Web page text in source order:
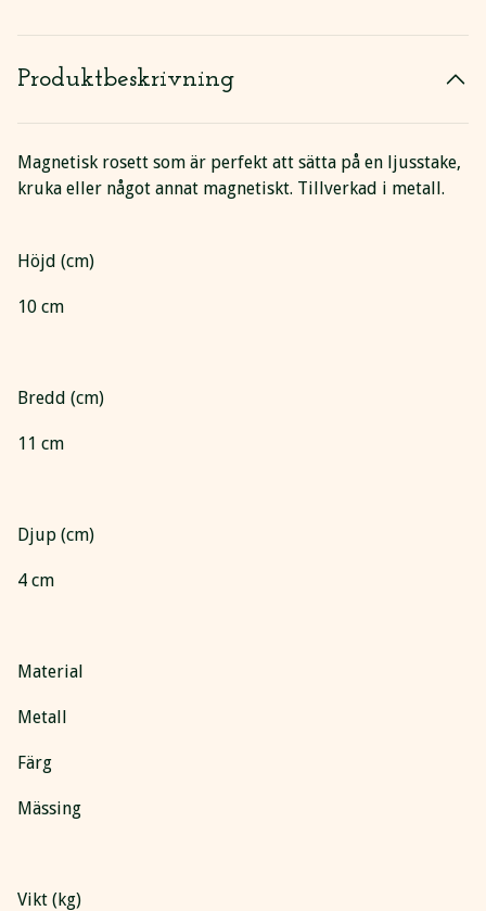
Produktbeskrivning
Magnetisk rosett som är perfekt att sätta på en ljusstake,
kruka eller något annat magnetiskt. Tillverkad i metall.
Höjd (cm)
10 cm
Bredd (cm)
11 cm
Djup (cm)
4 cm
Material
Metall
Färg
Mässing
Vikt (kg)